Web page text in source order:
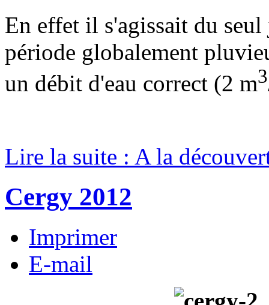
En effet il s'agissait du
période globalement
un débit d'eau correct (2 m3
Lire la suite : A la
Cergy 2012
Imprimer
E-mail